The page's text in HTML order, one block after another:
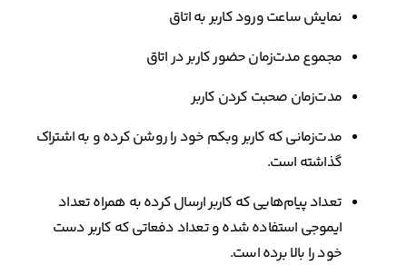
نمایش ساعت ورود کاربر به اتاق
مجموع مدت‌زمان حضور کاربر در اتاق
مدت‌زمان صحبت کردن کاربر
مدت‌زمانی که کاربر وبکم خود را روشن کرده و به اشتراک
گذاشته است.
تعداد پیام‌هایی که کاربر ارسال کرده به همراه تعداد
ایموجی استفاده شده و تعداد دفعاتی که کاربر دست
خود را بالا برده است.